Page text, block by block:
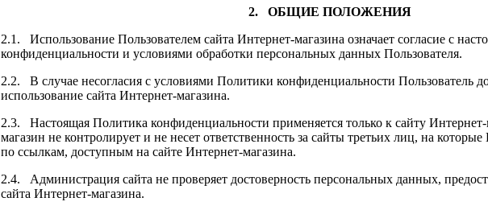
2. ОБЩИЕ ПОЛОЖЕНИЯ
2.1. Использование Пользователем сайта Интернет-магазина означает согласие с
конфиденциальности и условиями обработки персональных данных Пользователя.
2.2. В случае несогласия с условиями Политики конфиденциальности Пользователь
использование сайта Интернет-магазина.
2.3. Настоящая Политика конфиденциальности применяется только к сайту
магазин не контролирует и не несет ответственность за сайты третьих лиц, на
по ссылкам, доступным на сайте Интернет-магазина.
2.4. Администрация сайта не проверяет достоверность персональных данных,
сайта Интернет-магазина.